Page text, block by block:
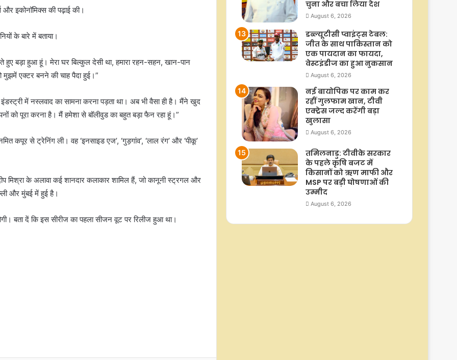
और इकोनॉमिक्स की पढ़ाई की।
के बारे में बताया।
हुए बड़ा हुआ हूं। मेरा घर बिल्कुल देसी था, हमारा रहन-सहन, खान-पान
एक्टर बनने की चाह पैदा हुई।”
में नस्लवाद का सामना करना पड़ता था। अब भी वैसा ही है। मैंने खुद
को पूरा करना है। मैं हमेशा से बॉलीवुड का बहुत बड़ा फैन रहा हूं।”
कपूर से ट्रेनिंग ली। वह ‘इनसाइड एज’, ‘गुड़गांव’, ‘लाल रंग’ और ‘पीकू’
मिश्रा के अलावा कई शानदार कलाकार शामिल हैं, जो कानूनी स्ट्रगल और
और मुंबई में हुई है।
बता दें कि इस सीरीज का पहला सीजन वूट पर रिलीज हुआ था।
अच्छे पल
लिए फाइनलिस्ट की जगह छोड़ने पर बोले
हर्षद चोपड़ा, आकांक्षा ने आरोपों पर तोड़ी
बने अवॉर्ड विनिंग डायरेक्टर
चुना और बचा लिया देश
August 6, 2026
डब्ल्यूटीसी प्वाइंट्स टेबल:
जीत के साथ पाकिस्तान को
एक पायदान का फायदा,
वेस्टइंडीज का हुआ नुकसान
August 6, 2026
नई बायोपिक पर काम कर
रहीं गुलफाम खान, टीवी
एक्ट्रेस जल्द करेंगी बड़ा
खुलासा
August 6, 2026
तमिलनाडु: टीवीके सरकार
के पहले कृषि बजट में
किसानों को ऋण माफी और
MSP पर बड़ी घोषणाओं की
उम्मीद
August 6, 2026